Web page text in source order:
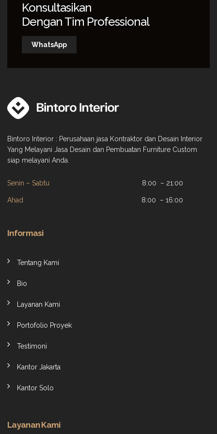
Konsultasikan
Dengan Tim Professional
WhatsApp
Bintoro Interior : Perusahaan jasa Kontraktor dan Desain Interior
Yang Melayani Jasa Desain dan Pembuatan Furniture Custom
siap melayani Anda.
Senin – Sabtu 8:00 – 21:00
Ahad 8:00 – 16:00
Informasi
Tentang Kami
Bio
Layanan Kami
Portofolio Proyek
Testimoni
Kantor Jakarta
Kantor Solo
Layanan Kami